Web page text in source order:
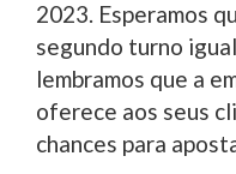
2023. Esperamos
segundo turno
lembramos que a
oferece aos seus
chances para